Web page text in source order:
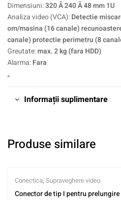
Dimensiuni:320 Ã 240 Ã 48 mm 1U
Analiza video (VCA):Detectie
om/masina (16 canale)
canale) protectie perimetru (8
Greutate:max. 2 kg (fara HDD)
Alarma:Fara
„
Informații suplimentare
Produse similare
Conectica, Supraveghere video
Conector de tip I pentru prelungire